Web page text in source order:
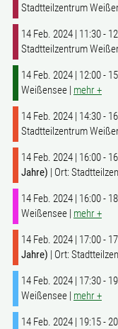
Stadtteilzentrum
14 Feb. 2024 | 11:30 -
Stadtteilzentrum
14 Feb. 2024 | 12:00 -
Weißensee | mehr +
14 Feb. 2024 | 14:30 -
Stadtteilzentrum
14 Feb. 2024 | 16:00 -
Jahre) | Ort:
14 Feb. 2024 | 16:00 -
Weißensee | mehr +
14 Feb. 2024 | 17:00 -
Jahre) | Ort:
14 Feb. 2024 | 17:30 -
Weißensee | mehr +
14 Feb. 2024 | 19:15 -